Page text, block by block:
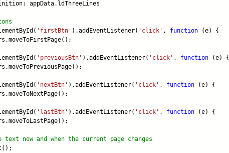
appData.ldThreeLines
'firstBtn' ).addEventListener( 'click' , function (e) {
'previousBtn' ).addEventListener( 'click' , function (e) {
'nextBtn' ).addEventListener( 'click' , function (e) {
'lastBtn' ).addEventListener( 'click' , function (e) {
text now and when the current page changes